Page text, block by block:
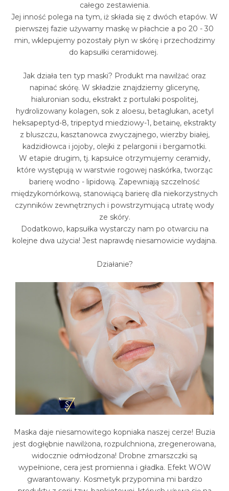
całego zestawienia.
Jej inność polega na tym, iż składa się z dwóch etapów. W
pierwszej fazie używamy maskę w płachcie a po 20 - 30
min, wklepujemy pozostały płyn w skórę i przechodzimy
do kapsułki ceramidowej.
Jak działa ten typ maski? Produkt ma nawilżać oraz
napinać skórę. W składzie znajdziemy glicerynę,
hialuronian sodu, ekstrakt z portulaki pospolitej,
hydrolizowany kolagen, sok z aloesu, betaglukan, acetyl
heksapeptyd-8, tripeptyd miedziowy-1, betainę, ekstrakty
z bluszczu, kasztanowca zwyczajnego, wierzby białej,
kadzidłowca i jojoby, olejki z pelargonii i bergamotki.
W etapie drugim, tj. kapsułce otrzymujemy ceramidy,
które występują w warstwie rogowej naskórka, tworząc
barierę wodno - lipidową. Zapewniają szczelność
międzykomórkową, stanowiącą barierę dla niekorzystnych
czynników zewnętrznych i powstrzymującą utratę wody
ze skóry.
Dodatkowo, kapsułka wystarczy nam po otwarciu na
kolejne dwa użycia! Jest naprawdę niesamowicie wydajna.
Działanie?
Maska daje niesamowitego kopniaka naszej cerze! Buzia
jest dogłębnie nawilżona, rozpulchniona, zregenerowana,
widocznie odmłodzona! Drobne zmarszczki są
wypełnione, cera jest promienna i gładka. Efekt WOW
gwarantowany. Kosmetyk przypomina mi bardzo